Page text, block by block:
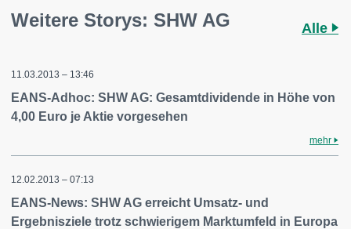
Weitere Storys: SHW AG Alle
11.03.2013 – 13:46
EANS-Adhoc: SHW AG: Gesamtdividende in Höhe von
4,00 Euro je Aktie vorgesehen
mehr
12.02.2013 – 07:13
EANS-News: SHW AG erreicht Umsatz- und
Ergebnisziele trotz schwierigem Marktumfeld in Europa